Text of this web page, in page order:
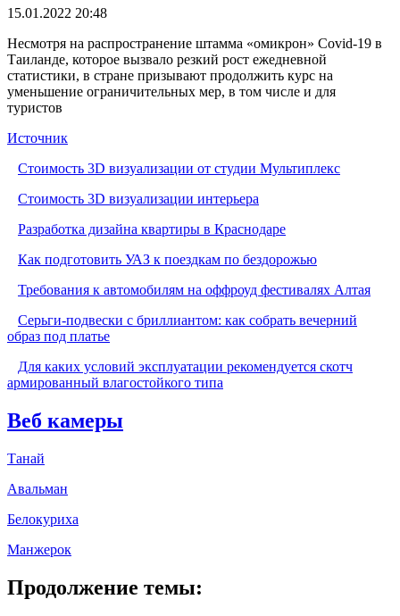
15.01.2022 20:48
Несмотря на распространение штамма «омикрон» Covid-19 в
Таиланде, которое вызвало резкий рост ежедневной
статистики, в стране призывают продолжить курс на
уменьшение ограничительных мер, в том числе и для
туристов
Источник
Стоимость 3D визуализации от студии Мультиплекс
Стоимость 3D визуализации интерьера
Разработка дизайна квартиры в Краснодаре
Как подготовить УАЗ к поездкам по бездорожью
Требования к автомобилям на оффроуд фестивалях Алтая
Серьги-подвески с бриллиантом: как собрать вечерний
образ под платье
Для каких условий эксплуатации рекомендуется скотч
армированный влагостойкого типа
Веб камеры
Танай
Авальман
Белокуриха
Манжерок
Продолжение темы: